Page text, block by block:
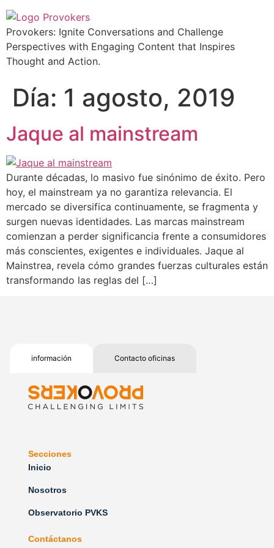
Provokers: Ignite Conversations and Challenge
Perspectives with Engaging Content that Inspires
Thought and Action.
Día: 1 agosto, 2019
Jaque al mainstream
Durante décadas, lo masivo fue sinónimo de éxito. Pero
hoy, el mainstream ya no garantiza relevancia. El
mercado se diversifica continuamente, se fragmenta y
surgen nuevas identidades. Las marcas mainstream
comienzan a perder significancia frente a consumidores
más conscientes, exigentes e individuales. Jaque al
Mainstrea, revela cómo grandes fuerzas culturales están
transformando las reglas del […]
información Contacto oficinas
Secciones
Inicio
Nosotros
Observatorio PVKS
Contáctanos